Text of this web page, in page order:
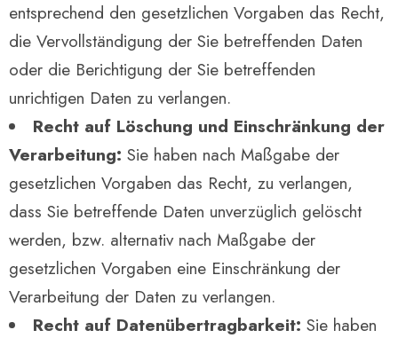
entsprechend den gesetzlichen Vorgaben das Recht,
die Vervollständigung der Sie betreffenden Daten
oder die Berichtigung der Sie betreffenden
unrichtigen Daten zu verlangen.
Recht auf Löschung und Einschränkung der
Verarbeitung: Sie haben nach Maßgabe der
gesetzlichen Vorgaben das Recht, zu verlangen,
dass Sie betreffende Daten unverzüglich gelöscht
werden, bzw. alternativ nach Maßgabe der
gesetzlichen Vorgaben eine Einschränkung der
Verarbeitung der Daten zu verlangen.
Recht auf Datenübertragbarkeit: Sie haben